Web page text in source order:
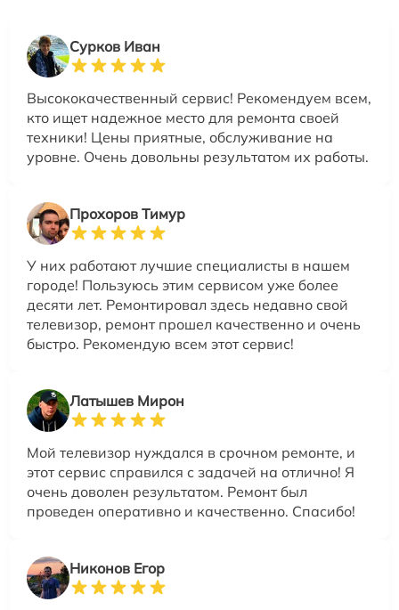
Сурков Иван
Высококачественный сервис! Рекомендуем всем,
кто ищет надежное место для ремонта своей
техники! Цены приятные, обслуживание на
уровне. Очень довольны результатом их работы.
Прохоров Тимур
У них работают лучшие специалисты в нашем
городе! Пользуюсь этим сервисом уже более
десяти лет. Ремонтировал здесь недавно свой
телевизор, ремонт прошел качественно и очень
быстро. Рекомендую всем этот сервис!
Латышев Мирон
Мой телевизор нуждался в срочном ремонте, и
этот сервис справился с задачей на отлично! Я
очень доволен результатом. Ремонт был
проведен оперативно и качественно. Спасибо!
Никонов Егор